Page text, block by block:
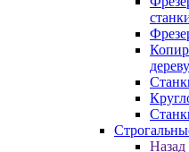
дереву
Назад